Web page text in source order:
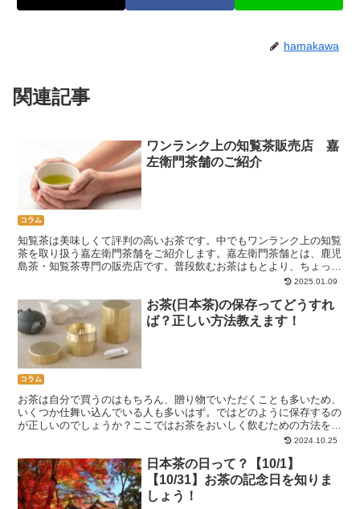
hamakawa
関連記事
コラム
ワンランク上の知覧茶販売店 嘉
左衛門茶舗のご紹介
知覧茶は美味しくて評判の高いお茶です。中でもワンランク上の知覧
茶を取り扱う嘉左衛門茶舗をご紹介します。嘉左衛門茶舗とは、鹿児
島茶・知覧茶専門の販売店です。普段飲むお茶はもとより、ちょっと
特別な日や、ギフトやおみやげにピッタリな知覧茶を取り扱っていま
2025.01.09
コラム
お茶(日本茶)の保存ってどうすれ
ば？正しい方法教えます！
お茶は自分で買うのはもちろん、贈り物でいただくことも多いため、
いくつか仕舞い込んでいる人も多いはず。ではどのように保存するの
が正しいのでしょうか？ここではお茶をおいしく飲むための方法をお
2024.10.25
日本茶の日って？【10/1】
【10/31】お茶の記念日を知りま
しょう！